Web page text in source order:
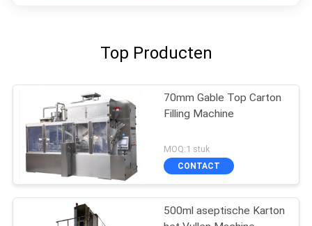
Top Producten
70mm Gable Top Carton
Filling Machine
MOQ:1 stuk
CONTACT
500ml aseptische Karton